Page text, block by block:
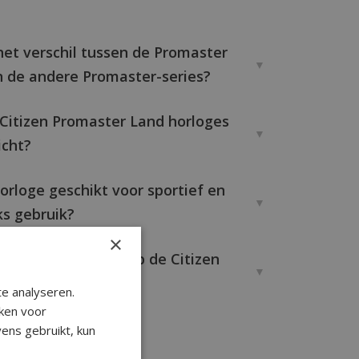
verschil tussen de Promaster
de andere Promaster-series?
Promaster Land horloges
geschikt voor sportief en
gebruik?
wordt gebruikt op de Citizen
×
analyseren.
voor
gebruikt, kun